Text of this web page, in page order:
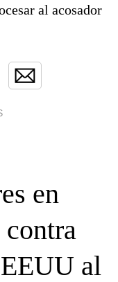
al acosador
en
al